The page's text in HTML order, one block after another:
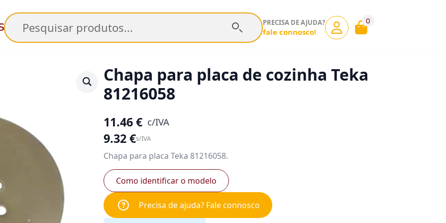
Pesquisar PRECISA DE AJUDA?
fale connosco!
0
Chapa para placa de cozinha Teka
81216058
11.46€ c/IVA
9.32€s/IVA
Chapa para placa Teka 81216058.
Como identificar o modelo
Precisa de ajuda? Fale connosco